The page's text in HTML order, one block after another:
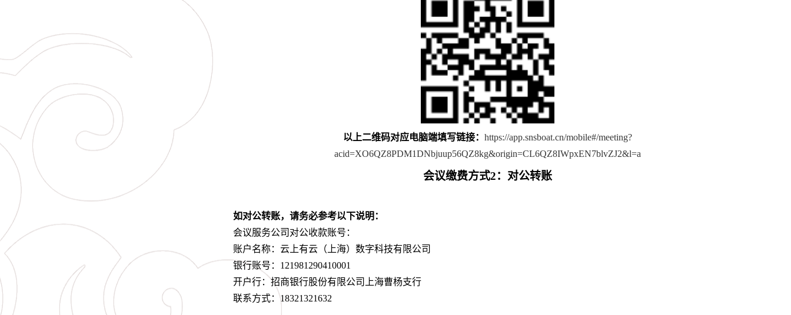
以上二维码对应电脑端填写链接：https://app.snsboat.cn/mobile#/meeting?
acid=XO6QZ8PDM1DNbjuup56QZ8kg&origin=CL6QZ8IWpxEN7blvZJ2&l=a
会议缴费方式2：对公转账
如对公转账，请务必参考以下说明：
会议服务公司对公收款账号：
账户名称：云上有云（上海）数字科技有限公司
银行账号： 121981290410001
开户行：招商银行股份有限公司上海曹杨支行
联系方式：18321321632